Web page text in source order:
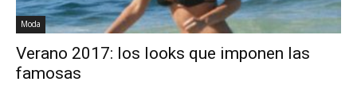
Moda
Verano 2017: los looks que imponen las
famosas